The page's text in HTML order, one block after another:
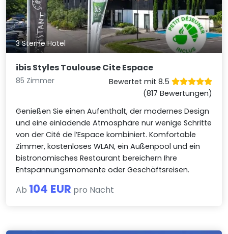
3 Sterne Hotel
ibis Styles Toulouse Cite Espace
85 Zimmer
Bewertet mit 8.5
(817 Bewertungen)
Genießen Sie einen Aufenthalt, der modernes Design
und eine einladende Atmosphäre nur wenige Schritte
von der Cité de l’Espace kombiniert. Komfortable
Zimmer, kostenloses WLAN, ein Außenpool und ein
bistronomisches Restaurant bereichern Ihre
Entspannungsmomente oder Geschäftsreisen.
Ab 104 EUR pro Nacht